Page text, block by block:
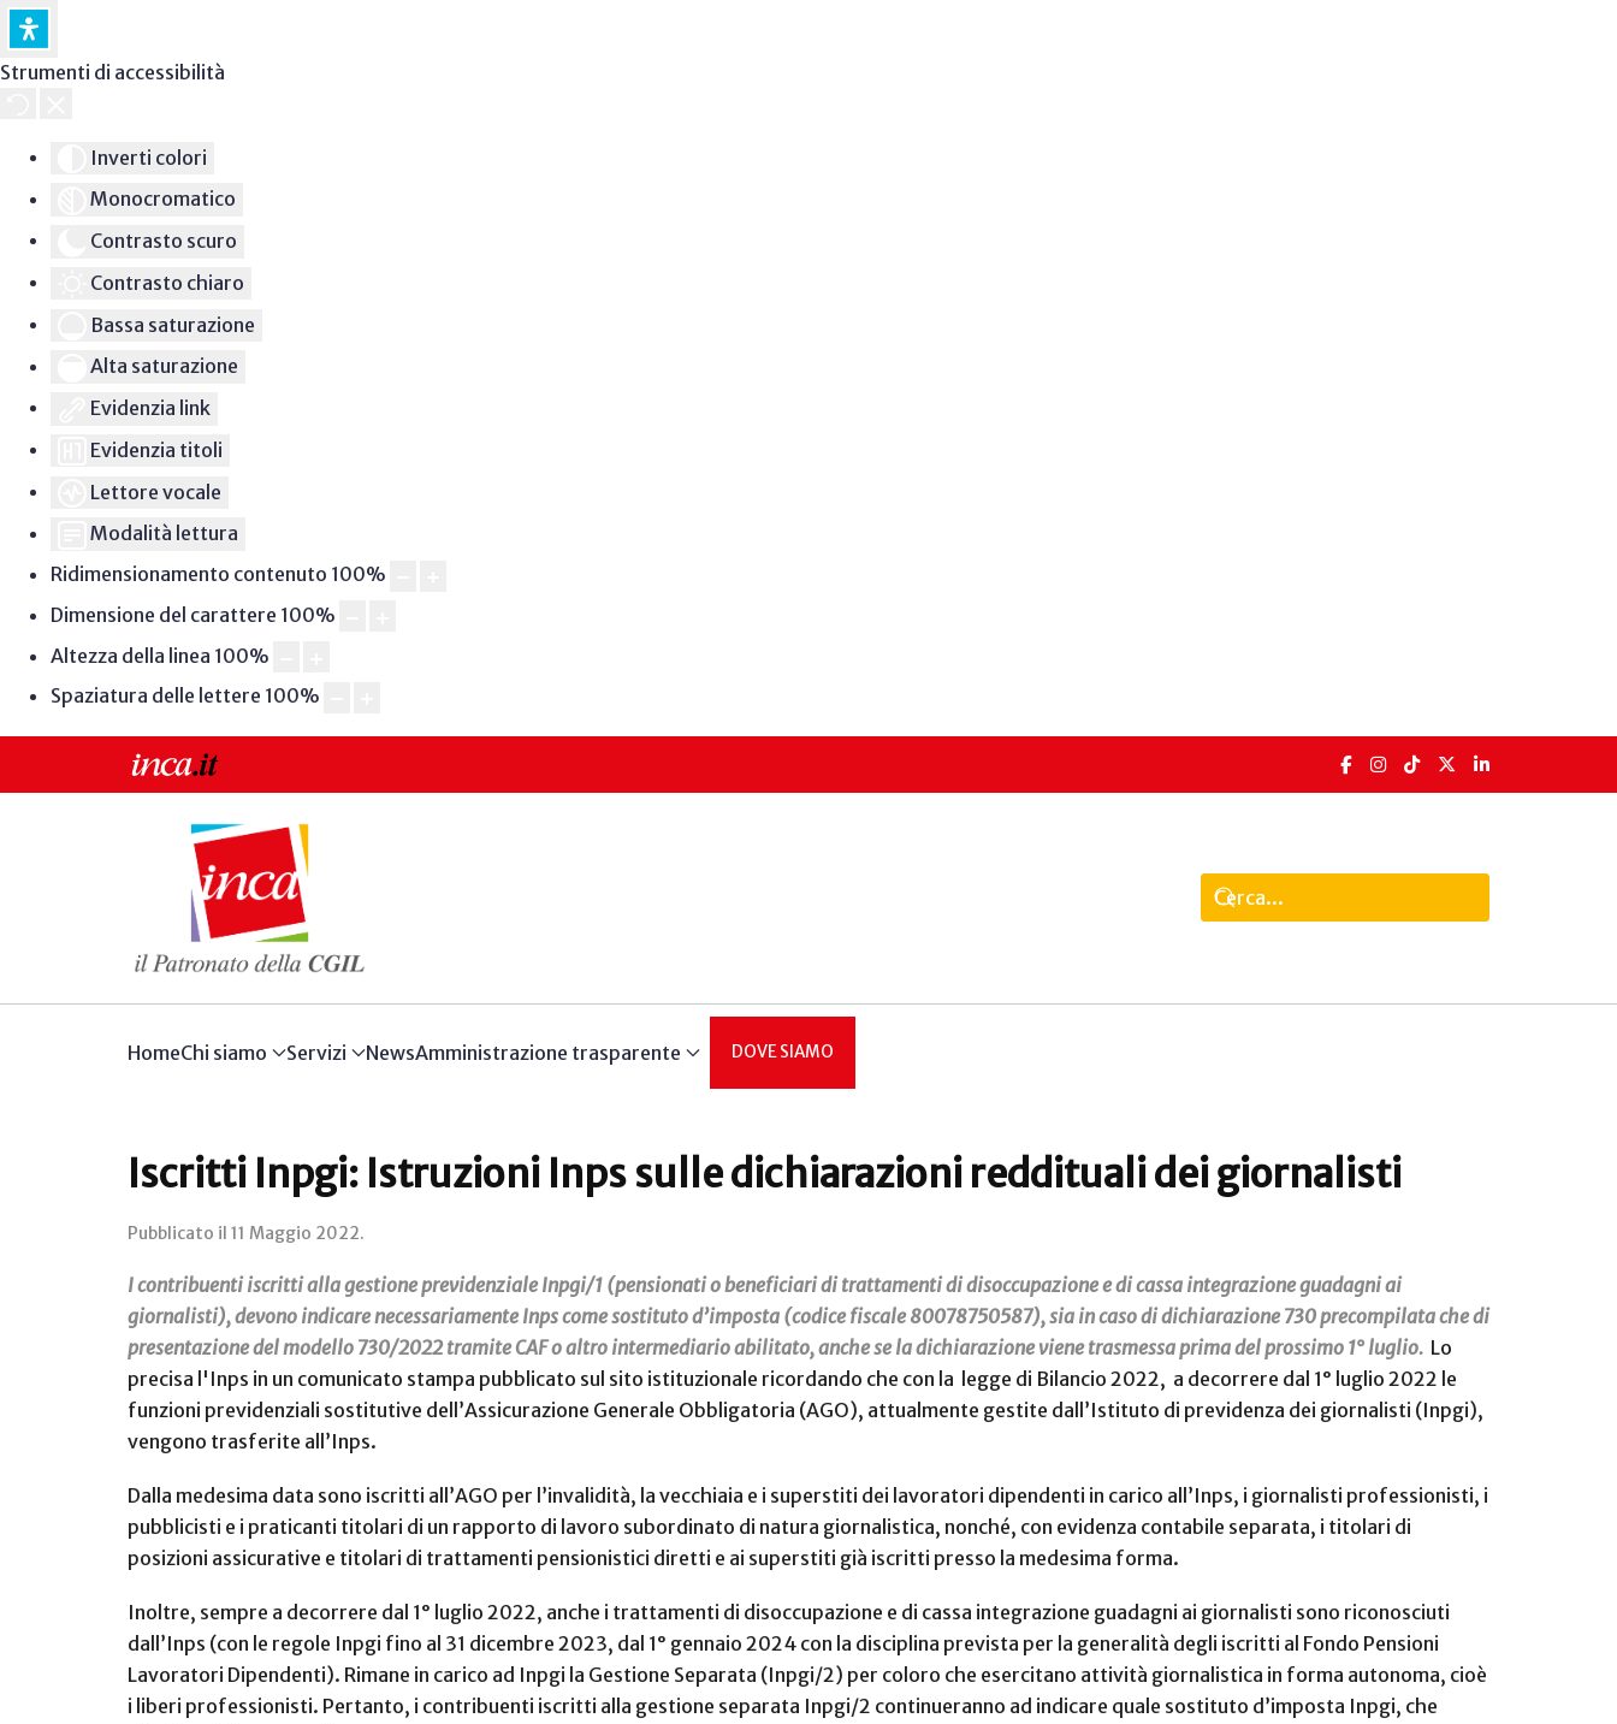
Strumenti di accessibilità
Inverti colori
Monocromatico
Contrasto scuro
Contrasto chiaro
Bassa saturazione
Alta saturazione
Evidenzia link
Evidenzia titoli
Lettore vocale
Modalità lettura
Ridimensionamento contenuto 100%
Dimensione del carattere 100%
Altezza della linea 100%
Spaziatura delle lettere 100%
HomeChi siamo Servizi NewsAmministrazione trasparente DOVE SIAMO
Iscritti Inpgi: Istruzioni Inps sulle dichiarazioni reddituali dei giornalisti
Pubblicato il 11 Maggio 2022.
I contribuenti iscritti alla gestione previdenziale Inpgi/1 (pensionati o beneficiari di trattamenti di disoccupazione e di cassa integrazione guadagni ai
giornalisti), devono indicare necessariamente Inps come sostituto d’imposta (codice fiscale 80078750587), sia in caso di dichiarazione 730 precompilata che di
presentazione del modello 730/2022 tramite CAF o altro intermediario abilitato, anche se la dichiarazione viene trasmessa prima del prossimo 1° luglio. Lo
precisa l'Inps in un comunicato stampa pubblicato sul sito istituzionale ricordando che con la legge di Bilancio 2022, a decorrere dal 1° luglio 2022 le
funzioni previdenziali sostitutive dell’Assicurazione Generale Obbligatoria (AGO), attualmente gestite dall’Istituto di previdenza dei giornalisti (Inpgi),
vengono trasferite all’Inps.
Dalla medesima data sono iscritti all’AGO per l’invalidità, la vecchiaia e i superstiti dei lavoratori dipendenti in carico all’Inps, i giornalisti professionisti, i
pubblicisti e i praticanti titolari di un rapporto di lavoro subordinato di natura giornalistica, nonché, con evidenza contabile separata, i titolari di
posizioni assicurative e titolari di trattamenti pensionistici diretti e ai superstiti già iscritti presso la medesima forma.
Inoltre, sempre a decorrere dal 1° luglio 2022, anche i trattamenti di disoccupazione e di cassa integrazione guadagni ai giornalisti sono riconosciuti
dall’Inps (con le regole Inpgi fino al 31 dicembre 2023, dal 1° gennaio 2024 con la disciplina prevista per la generalità degli iscritti al Fondo Pensioni
Lavoratori Dipendenti). Rimane in carico ad Inpgi la Gestione Separata (Inpgi/2) per coloro che esercitano attività giornalistica in forma autonoma, cioè
i liberi professionisti. Pertanto, i contribuenti iscritti alla gestione separata Inpgi/2 continueranno ad indicare quale sostituto d’imposta Inpgi, che